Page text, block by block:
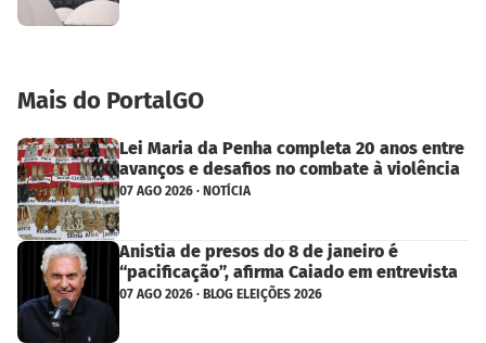
Mais do PortalGO
Lei Maria da Penha completa 20 anos entre
avanços e desafios no combate à violência
07 AGO 2026 · NOTÍCIA
Anistia de presos do 8 de janeiro é
“pacificação”, afirma Caiado em entrevista
07 AGO 2026 · BLOG ELEIÇÕES 2026